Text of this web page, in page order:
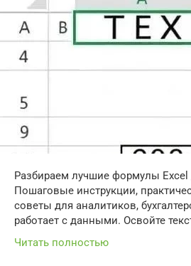
Разбираем лучшие формулы Excel
Пошаговые инструкции,
советы для аналитиков,
работает с данными. Освойте
Читать полностью